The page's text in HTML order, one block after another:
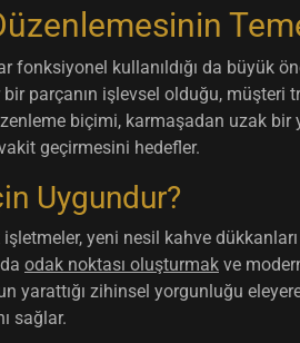
kullanıldığı da büyük
parçanın işlevsel olduğu, müşteri
biçimi, karmaşadan uzak bir
geçirmesini hedefler.
Uygundur?
yeni nesil kahve
odak noktası oluşturmak ve
yarattığı zihinsel yorgunluğu
sağlar.